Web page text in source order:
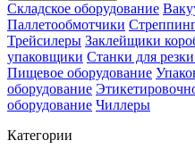
Складское оборудование
Паллетообмотчики
Трейсилеры Заклейщики
упаковщики Станки для
Пищевое оборудование
оборудование
оборудование Чиллеры
Категории